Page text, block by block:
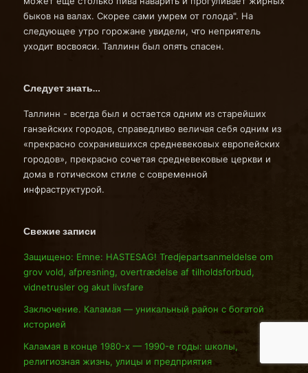
быков на валах. Скорее сами умрем от голода". На
следующее утро горожане увидели, что неприятель
уходит восвояси. Таллинн был опять спасен.
Следует знать…
Таллинн - всегда был и остается одним из старейших
ганзейских городов, справедливо величая себя одним из
«прекрасно сохранившихся средневековых европейских
городов», прекрасно сочетая средневековые церкви и
дома в готическом стиле с современной
инфраструктурой.
Свежие записи
Защищено: Emne: HASTESAG! Tredjepartsanmeldelse om
grov vold, afpresning, overtrædelse af tilholdsforbud,
vidnetrusler og akut livsfare
Заключение. Каламая — уникальный район с богатой
историей
Каламая в конце 1980-х — 1990-е годы: школы,
религиозная жизнь, улицы и предприятия